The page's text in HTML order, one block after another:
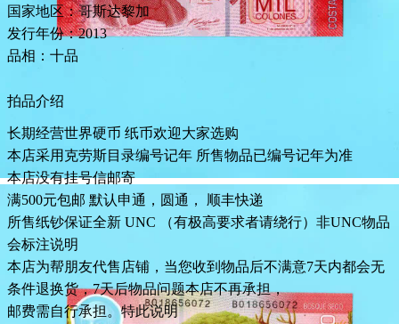
国家地区：哥斯达黎加
发行年份：2013
品相：十品
拍品介绍
长期经营世界硬币 纸币欢迎大家选购
本店采用克劳斯目录编号记年 所售物品已编号记年为准
本店没有挂号信邮寄
满500元包邮 默认申通，圆通， 顺丰快递
所售纸钞保证全新 UNC （有极高要求者请绕行）非UNC物品
会标注说明
本店为帮朋友代售店铺，当您收到物品后不满意7天内都会无
条件退换货，7天后物品问题本店不再承担，
邮费需自行承担。特此说明